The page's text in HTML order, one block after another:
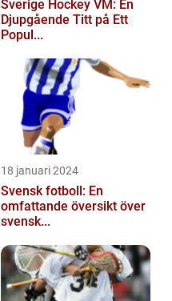
Sverige Hockey VM: En
Djupgående Titt på Ett
Popul...
18 januari 2024
Svensk fotboll: En
omfattande översikt över
svensk...